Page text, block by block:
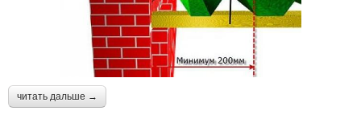
читать дальше →